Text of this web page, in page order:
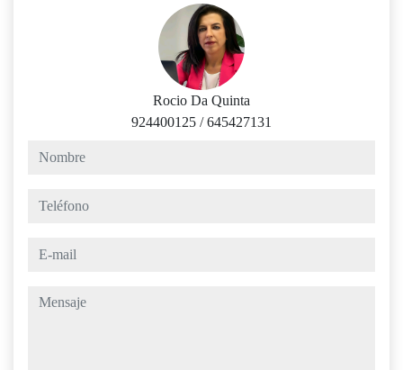
Rocio Da Quinta
924400125 /645427131
nombre
teléfono
e-mail
mensaje